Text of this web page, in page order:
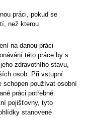
práci, pokud se
než kterou
na danou práci
této práce by s
zdravotního stavu,
osob. Při vstupní
schopen používat osobní
práci potřebné.
pojišťovny, tyto
stanovené